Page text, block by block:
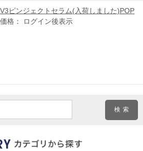
V3ピンジェクトセラム(入荷しました)POP
価格： ログイン後表示